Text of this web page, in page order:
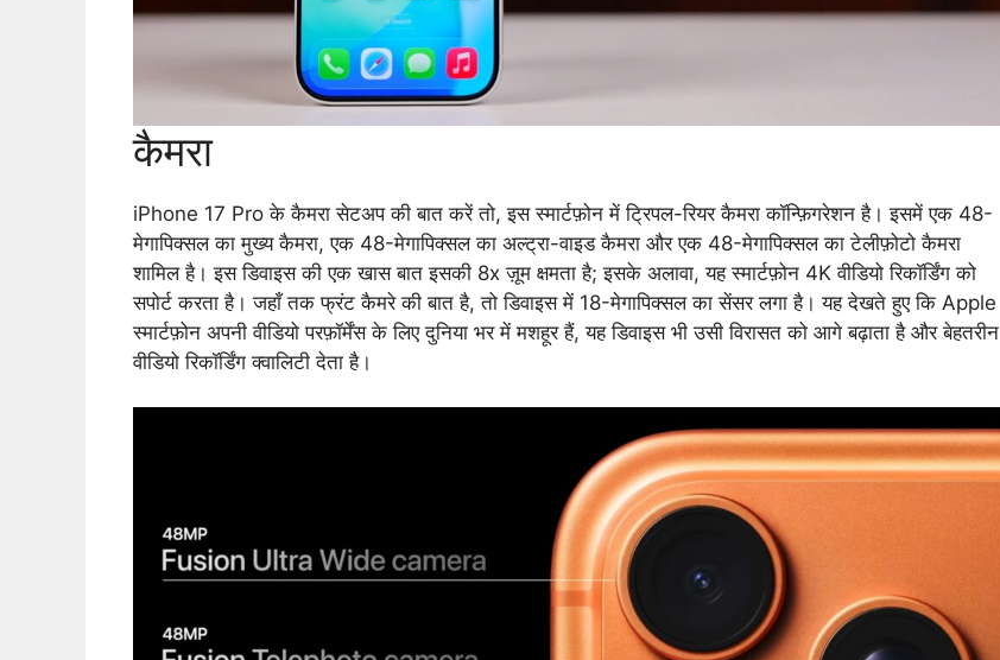
कैमरा
iPhone 17 Pro के कैमरा सेटअप की बात करें तो, इस स्मार्टफ़ोन में ट्रिपल-रियर कैमरा कॉन्फ़िगरेशन है। इसमें एक 48-
मेगापिक्सल का मुख्य कैमरा, एक 48-मेगापिक्सल का अल्ट्रा-वाइड कैमरा और एक 48-मेगापिक्सल का टेलीफ़ोटो कैमरा
शामिल है। इस डिवाइस की एक खास बात इसकी 8x ज़ूम क्षमता है; इसके अलावा, यह स्मार्टफ़ोन 4K वीडियो रिकॉर्डिंग को
सपोर्ट करता है। जहाँ तक फ्रंट कैमरे की बात है, तो डिवाइस में 18-मेगापिक्सल का सेंसर लगा है। यह देखते हुए कि Apple
स्मार्टफ़ोन अपनी वीडियो परफ़ॉर्मेंस के लिए दुनिया भर में मशहूर हैं, यह डिवाइस भी उसी विरासत को आगे बढ़ाता है और बेहतरीन
वीडियो रिकॉर्डिंग क्वालिटी देता है।